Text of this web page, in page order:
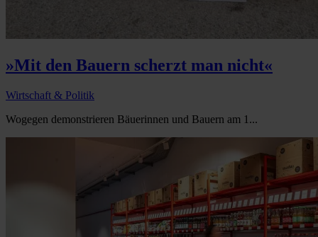
»Mit den Bauern scherzt man nicht«
Wirtschaft & Politik
Wogegen demonstrieren Bäuerinnen und Bauern am 1...